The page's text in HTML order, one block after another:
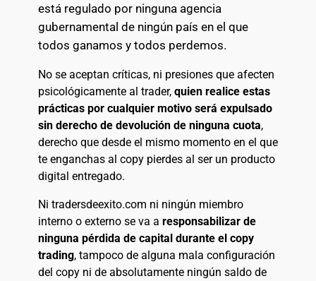
está regulado por ninguna agencia
gubernamental de ningún país en el que
todos ganamos y todos perdemos.
No se aceptan críticas, ni presiones que afecten
psicológicamente al trader, quien realice estas
prácticas por cualquier motivo será expulsado
sin derecho de devolución de ninguna cuota,
derecho que desde el mismo momento en el que
te enganchas al copy pierdes al ser un producto
digital entregado.
Ni tradersdeexito.com ni ningún miembro
interno o externo se va a responsabilizar de
ninguna pérdida de capital durante el copy
trading, tampoco de alguna mala configuración
del copy ni de absolutamente ningún saldo de